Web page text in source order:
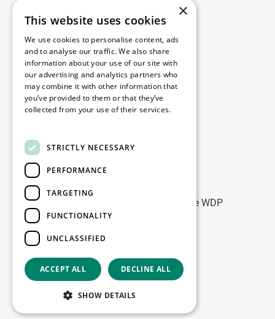
Juridisch
Disclaimer
Privacy policy
Cookie policy
Contact
Blijf op de hoogte
Blijf up-to-date: meld u aan voor onze WDP
Marketing nieuwsbrieven
Copyright © 2026
×
This website uses cookies
We use cookies to personalise content, ads
and to analyse our traffic. We also share
information about your use of our site with
our advertising and analytics partners who
may combine it with other information that
you’ve provided to them or that they’ve
collected from your use of their services.
STRICTLY NECESSARY
PERFORMANCE
TARGETING
FUNCTIONALITY
UNCLASSIFIED
ACCEPT ALL DECLINE ALL
SHOW DETAILS